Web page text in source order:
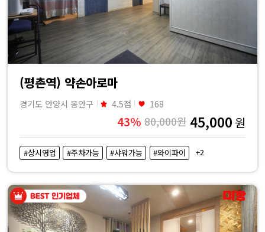
(평촌역) 약손아로마
경기도 안양시 동안구 4.5점 168
43% 80,000원 45,000 원
#상시영업 #주차가능 #샤워가능 #와이파이 +2